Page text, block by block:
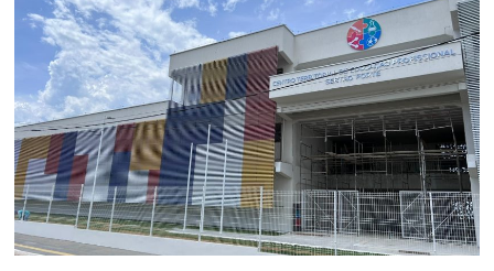
mais
de
100
vagas
em
cursos
profissionalizantes
em
Euclides
da
Cunha
encerra
nesta